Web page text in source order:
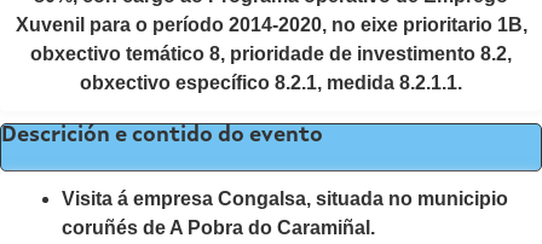
Xuvenil para o período 2014-2020, no eixe prioritario 1B,
obxectivo temático 8, prioridade de investimento 8.2,
obxectivo específico 8.2.1, medida 8.2.1.1.
Descrición e contido do evento
Visita á empresa Congalsa, situada no municipio
coruñés de A Pobra do Caramiñal.